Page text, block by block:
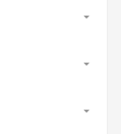


